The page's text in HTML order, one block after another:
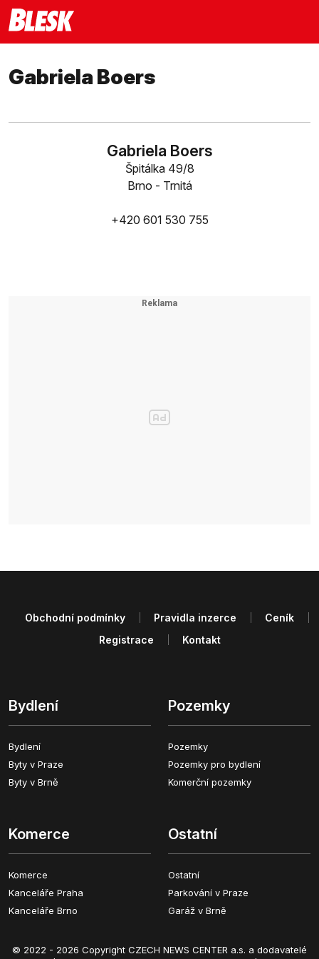
Gabriela Boers
Gabriela Boers
Špitálka 49/8
Brno - Trnitá
+420 601 530 755
Bydlení
Bydlení
Byty v Praze
Byty v Brně
Pozemky
Pozemky
Pozemky pro bydlení
Komerční pozemky
Komerce
Komerce
Kanceláře Praha
Kanceláře Brno
Ostatní
Ostatní
Parkování v Praze
Garáž v Brně
Obchodní podmínky Pravidla inzerce
Ceník
Registrace
Kontakt
© 2022 - 2026 Copyright CZECH NEWS CENTER a.s. a dodavatelé